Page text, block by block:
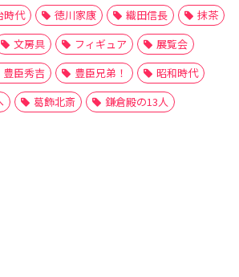
時代 徳川家康 織田信長
抹茶
文房具 フィギュア
展覧会
豊臣秀吉 豊臣兄弟！
昭和時代
葛飾北斎 鎌倉殿の13人